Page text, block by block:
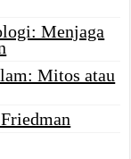
Menjaga
Mitos atau